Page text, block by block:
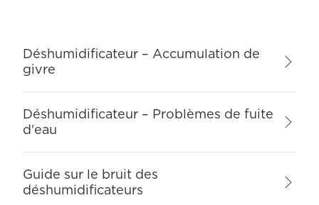
Déshumidificateur – Accumulation de
givre
Déshumidificateur – Problèmes de fuite
d'eau
Guide sur le bruit des
déshumidificateurs